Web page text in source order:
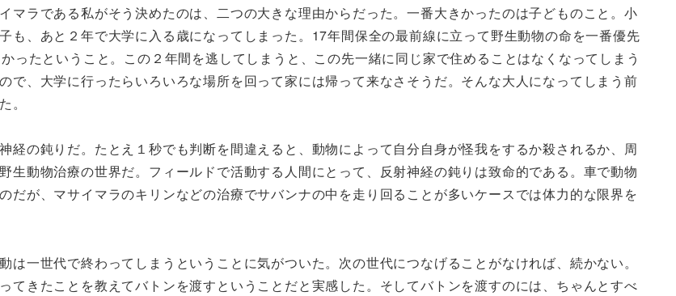
マラである私がそう決めたのは、二つの大きな理由からだった。一番大きかったのは子どものこと。小
も、あと２年で大学に入る歳になってしまった。17年間保全の最前線に立って野生動物の命を一番優先
ったということ。この２年間を逃してしまうと、この先一緒に同じ家で住めることはなくなってしまう
で、大学に行ったらいろいろな場所を回って家には帰って来なさそうだ。そんな大人になってしまう前
。
の鈍りだ。たとえ１秒でも判断を間違えると、動物によって自分自身が怪我をするか殺されるか、周
生動物治療の世界だ。フィールドで活動する人間にとって、反射神経の鈍りは致命的である。車で動物
だが、マサイマラのキリンなどの治療でサバンナの中を走り回ることが多いケースでは体力的な限界を
一世代で終わってしまうということに気がついた。次の世代につなげることがなければ、続かない。
てきたことを教えてバトンを渡すということだと実感した。そしてバトンを渡すのには、ちゃんとすべ